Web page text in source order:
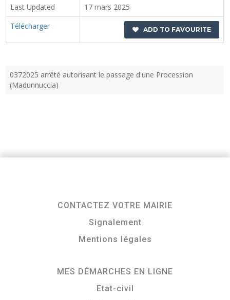
Last Updated
17 mars 2025
Télécharger
ADD TO FAVOURITE
0372025 arrêté autorisant le passage d'une Procession
(Madunnuccia)
CONTACTEZ VOTRE MAIRIE
Signalement
Mentions légales
MES DÉMARCHES EN LIGNE
Etat-civil